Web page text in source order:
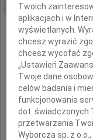
Twoich
aplikacjach i w
wyświetlanych.
chcesz wyrazić
chcesz wycofać
„Ustawień
Twoje dane
celów badania i
funkcjonowania
dot. świadczonych
przetwarzania
Wyborcza sp. z